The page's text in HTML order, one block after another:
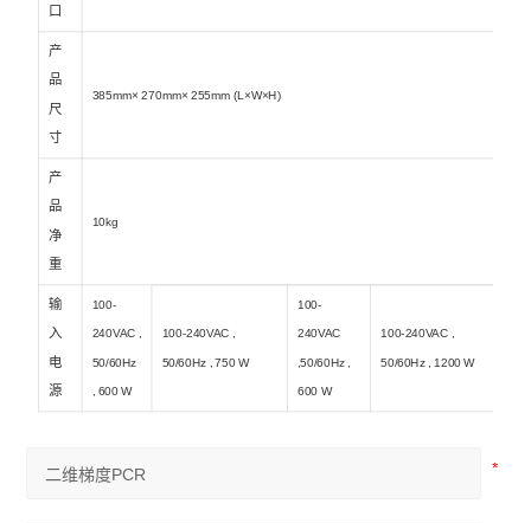
口
产
品
尺
寸
385mm× 270mm× 255mm (L×W×H)
产
品
净
重
10kg
输
入
电
源
100-
240VAC ,
50/60Hz
, 600 W
100-240VAC ,
50/60Hz , 750 W
100-
240VAC
,50/60Hz ,
600 W
100-240VAC ,
50/60Hz , 1200 W